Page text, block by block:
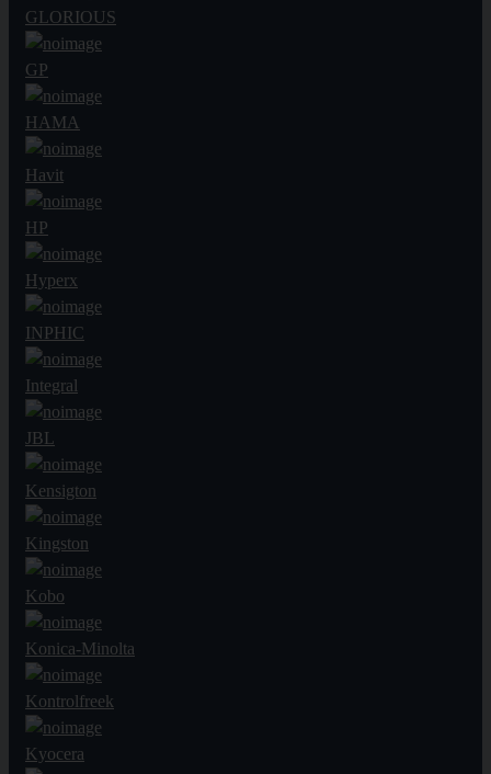
GLORIOUS
GP
HAMA
Havit
HP
Hyperx
INPHIC
Integral
JBL
Kensigton
Kingston
Kobo
Konica-Minolta
Kontrolfreek
Kyocera